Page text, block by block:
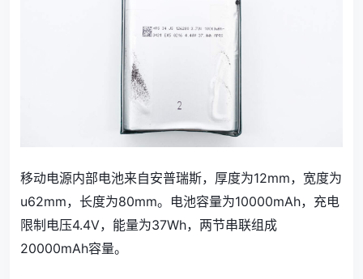
移动电源内部电池来自安普瑞斯，厚度为12mm，宽度为
u62mm，长度为80mm。电池容量为10000mAh，充电
限制电压4.4V，能量为37Wh，两节串联组成
20000mAh容量。